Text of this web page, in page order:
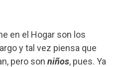
en el Hogar son los
y tal vez piensa que
pero son niños, pues. Ya